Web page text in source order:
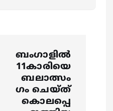
ബംഗാളിൽ
11കാരിയെ
ബലാത്സം
ഗം ചെയ്ത്
കൊലപ്പെ